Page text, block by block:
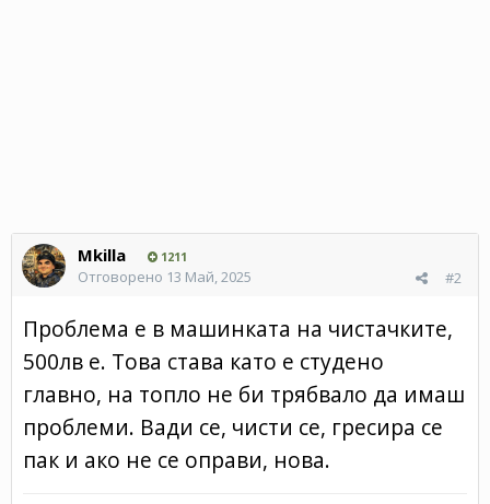
Mkilla 1211
#2
Отговорено 13 Май, 2025
Проблема е в машинката на чистачките,
500лв е. Това става като е студено
главно, на топло не би трябвало да имаш
проблеми. Вади се, чисти се, гресира се
пак и ако не се оправи, нова.